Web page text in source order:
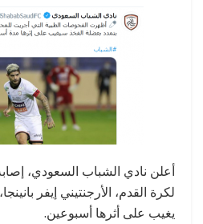
أعلن نادي الشباب السعودي،
لكرة القدم، الأرجنتيني إيفر
يغيب على أثرها أسبوعين.